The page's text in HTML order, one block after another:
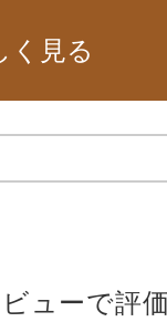
く見る
ューで評